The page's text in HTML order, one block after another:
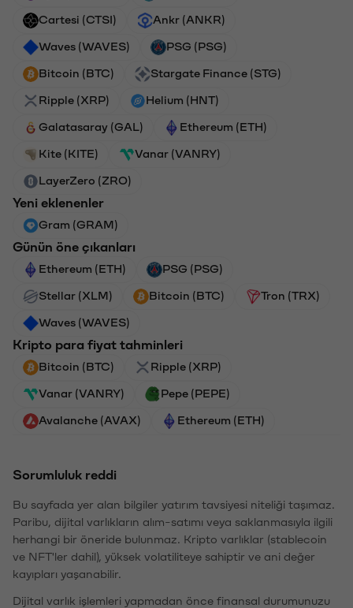
Cartesi (CTSI) Ankr (ANKR)
Waves (WAVES) PSG (PSG)
Bitcoin (BTC) Stargate Finance (STG)
Ripple (XRP) Helium (HNT)
Galatasaray (GAL) Ethereum (ETH)
Kite (KITE) Vanar (VANRY)
LayerZero (ZRO)
Yeni eklenenler
Gram (GRAM)
Günün öne çıkanları
Ethereum (ETH) PSG (PSG)
Stellar (XLM) Bitcoin (BTC) Tron (TRX)
Waves (WAVES)
Kripto para fiyat tahminleri
Bitcoin (BTC) Ripple (XRP)
Vanar (VANRY) Pepe (PEPE)
Avalanche (AVAX) Ethereum (ETH)
Sorumluluk reddi
Bu sayfada yer alan bilgiler yatırım tavsiyesi niteliği taşımaz.
Paribu, dijital varlıkların alım-satımı veya saklanmasıyla ilgili
herhangi bir öneride bulunmaz. Kripto varlıklar (stablecoin
ve NFT'ler dahil), yüksek volatiliteye sahiptir ve ani değer
kayıpları yaşanabilir.
Dijital varlık işlemleri yapmadan önce finansal durumunuzu